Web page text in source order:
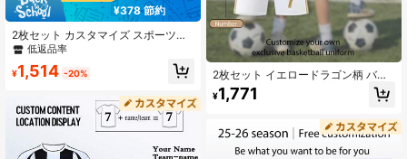
¥378 節約
2枚セット カスタマイズ スポーツト
レーニング 速乾ジャージ&ショー
ル、ボーイエステティック、ブロッ
低返品率
¥1,514 -20%
2枚セット イエロードラゴン柄 バー
ンアウト ボーイズサッカーユニフォ
ーム、名前とナンバー/クラブロゴ 変
ーツセット、ボーイズ&ガールズスポ
ーツ、サイクリング、アウトドアラ
ンニング、サッカー、セレブ同系統
¥1,771